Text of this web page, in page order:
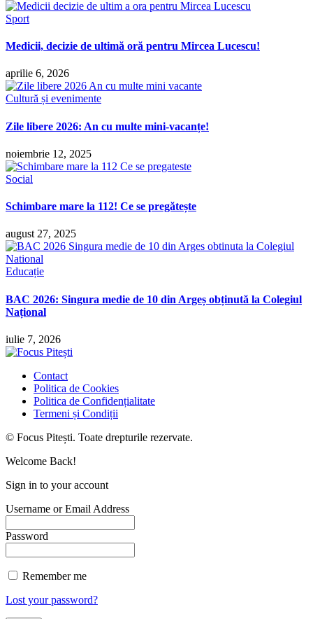
Sport
Medicii, decizie de ultimă oră pentru Mircea Lucescu!
aprilie 6, 2026
Cultură și evenimente
Zile libere 2026: An cu multe mini-vacanțe!
noiembrie 12, 2025
Social
Schimbare mare la 112! Ce se pregătește
august 27, 2025
Educație
BAC 2026: Singura medie de 10 din Argeș obținută la Colegiul
Național
iulie 7, 2026
Contact
Politica de Cookies
Politica de Confidențialitate
Termeni și Condiții
© Focus Pitești. Toate drepturile rezervate.
Welcome Back!
Sign in to your account
Username or Email Address
Password
Remember me
Lost your password?